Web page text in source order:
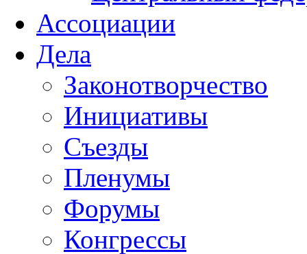
Ассоциации
Дела
Законотворчество
Инициативы
Съезды
Пленумы
Форумы
Конгрессы